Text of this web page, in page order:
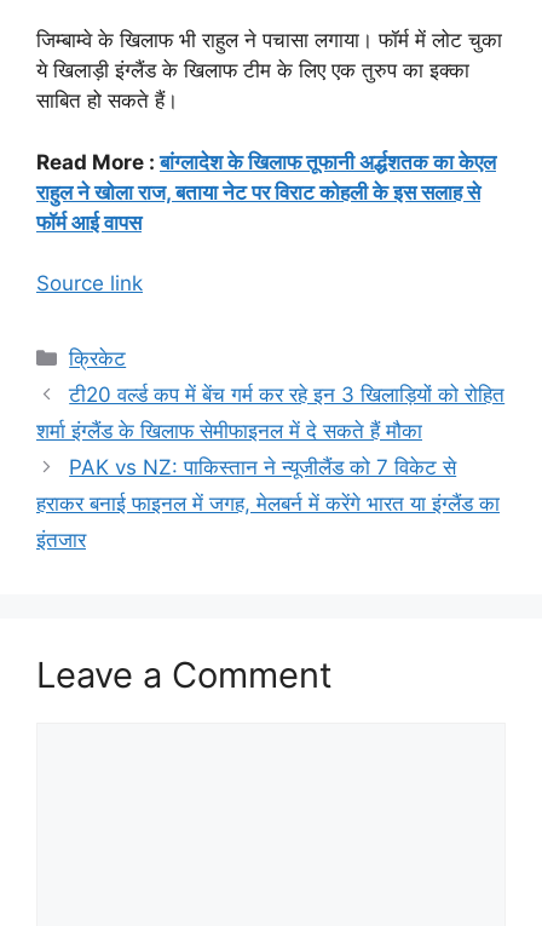
जिम्बाम्वे के खिलाफ भी राहुल ने पचासा लगाया। फॉर्म में लोट चुका
ये खिलाड़ी इंग्लैंड के खिलाफ टीम के लिए एक तुरुप का इक्का
साबित हो सकते हैं।
Read More :बांग्लादेश के खिलाफ तूफानी अर्द्धशतक का केएल
राहुल ने खोला राज, बताया नेट पर विराट कोहली के इस सलाह से
फॉर्म आई वापस
Source link
Categories
क्रिकेट
टी20 वर्ल्ड कप में बेंच गर्म कर रहे इन 3 खिलाड़ियों को रोहित
शर्मा इंग्लैंड के खिलाफ सेमीफाइनल में दे सकते हैं मौका
PAK vs NZ: पाकिस्तान ने न्यूजीलैंड को 7 विकेट से
हराकर बनाई फाइनल में जगह, मेलबर्न में करेंगे भारत या इंग्लैंड का
इंतजार
Leave a Comment